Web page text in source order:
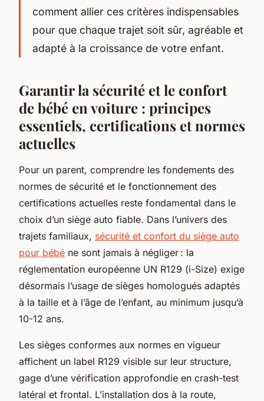
comment allier ces critères indispensables
pour que chaque trajet soit sûr, agréable et
adapté à la croissance de votre enfant.
Garantir la sécurité et le confort
de bébé en voiture : principes
essentiels, certifications et normes
actuelles
Pour un parent, comprendre les fondements des
normes de sécurité et le fonctionnement des
certifications actuelles reste fondamental dans le
choix d’un siège auto fiable. Dans l’univers des
trajets familiaux, sécurité et confort du siège auto
pour bébé ne sont jamais à négliger : la
réglementation européenne UN R129 (i-Size) exige
désormais l’usage de sièges homologués adaptés
à la taille et à l’âge de l’enfant, au minimum jusqu’à
10-12 ans.
Les sièges conformes aux normes en vigueur
affichent un label R129 visible sur leur structure,
gage d’une vérification approfondie en crash-test
latéral et frontal. L’installation dos à la route,